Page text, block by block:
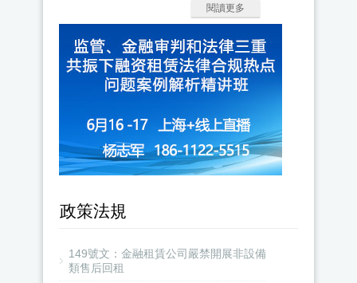
閱讀更多
政策法規
149號文：金融租賃公司嚴禁開展非設備
類售后回租